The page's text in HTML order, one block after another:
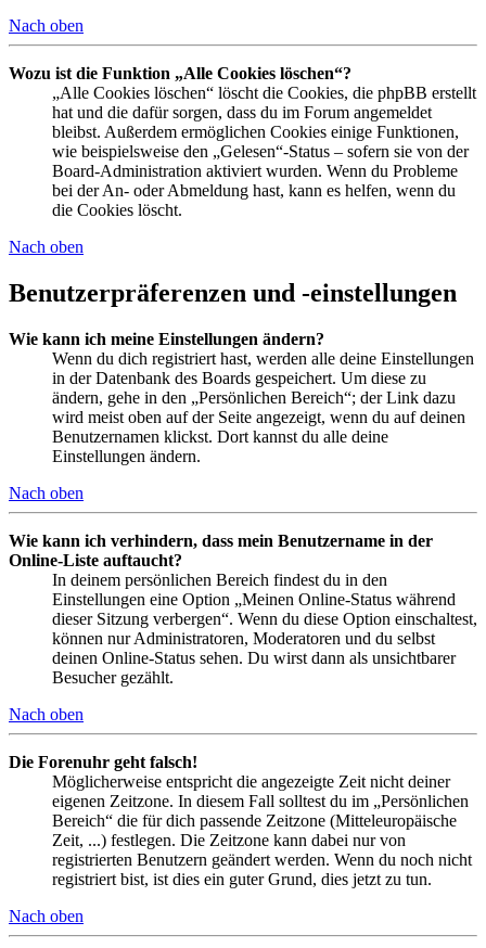
Nach oben
Wozu ist die Funktion „Alle Cookies löschen“?
„Alle Cookies löschen“ löscht die Cookies, die phpBB erstellt
hat und die dafür sorgen, dass du im Forum angemeldet
bleibst. Außerdem ermöglichen Cookies einige Funktionen,
wie beispielsweise den „Gelesen“-Status – sofern sie von der
Board-Administration aktiviert wurden. Wenn du Probleme
bei der An- oder Abmeldung hast, kann es helfen, wenn du
die Cookies löscht.
Nach oben
Benutzerpräferenzen und -einstellungen
Wie kann ich meine Einstellungen ändern?
Wenn du dich registriert hast, werden alle deine Einstellungen
in der Datenbank des Boards gespeichert. Um diese zu
ändern, gehe in den „Persönlichen Bereich“; der Link dazu
wird meist oben auf der Seite angezeigt, wenn du auf deinen
Benutzernamen klickst. Dort kannst du alle deine
Einstellungen ändern.
Nach oben
Wie kann ich verhindern, dass mein Benutzername in der
Online-Liste auftaucht?
In deinem persönlichen Bereich findest du in den
Einstellungen eine Option „Meinen Online-Status während
dieser Sitzung verbergen“. Wenn du diese Option einschaltest,
können nur Administratoren, Moderatoren und du selbst
deinen Online-Status sehen. Du wirst dann als unsichtbarer
Besucher gezählt.
Nach oben
Die Forenuhr geht falsch!
Möglicherweise entspricht die angezeigte Zeit nicht deiner
eigenen Zeitzone. In diesem Fall solltest du im „Persönlichen
Bereich“ die für dich passende Zeitzone (Mitteleuropäische
Zeit, ...) festlegen. Die Zeitzone kann dabei nur von
registrierten Benutzern geändert werden. Wenn du noch nicht
registriert bist, ist dies ein guter Grund, dies jetzt zu tun.
Nach oben